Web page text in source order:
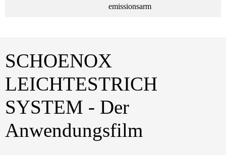
emissionsarm
SCHOENOX
LEICHTESTRICH
SYSTEM - Der
Anwendungsfilm